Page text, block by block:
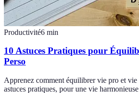
Productivité6 min
10 Astuces Pratiques pour
Perso
Apprenez comment équilibrer vie pro et vie
astuces pratiques, pour une vie